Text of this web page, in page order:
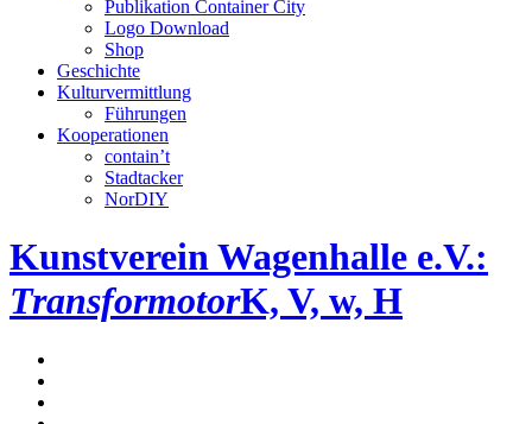
Publikation Container City
Logo Download
Shop
Geschichte
Kulturvermittlung
Führungen
Kooperationen
contain’t
Stadtacker
NorDIY
Kunstverein Wagenhalle e.V.:
TransformotorK, V, w, H